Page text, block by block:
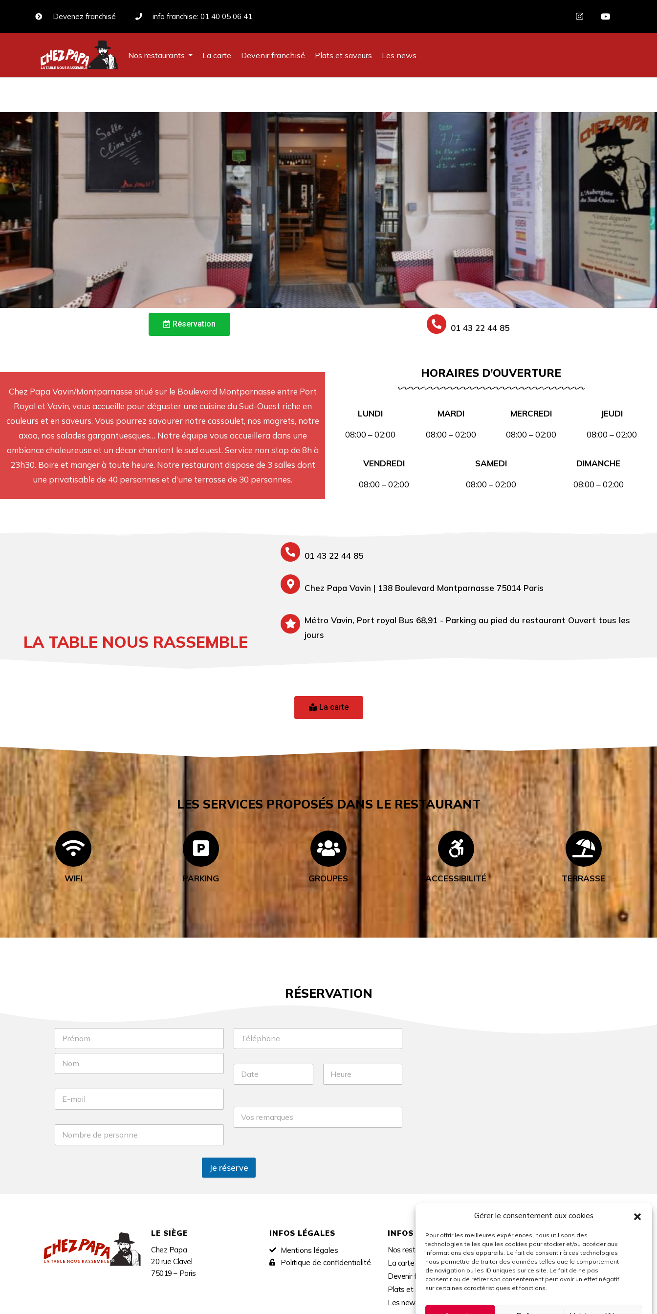
Gérer le consentement aux cookies
Pour offrir les meilleures expériences, nous utilisons des
technologies telles que les cookies pour stocker et/ou accéder aux
informations des appareils. Le fait de consentir à ces technologies
nous permettra de traiter des données telles que le comportement
de navigation ou les ID uniques sur ce site. Le fait de ne pas
consentir ou de retirer son consentement peut avoir un effet négatif
sur certaines caractéristiques et fonctions.
Devenez franchisé info franchise: 01 40 05 06 41
Nos restaurants La carte Devenir franchisé Plats et saveurs Les news
Réservation 01 43 22 44 85
Chez Papa Vavin/Montparnasse situé sur le Boulevard Montparnasse entre Port
Royal et Vavin, vous accueille pour déguster une cuisine du Sud-Ouest riche en
couleurs et en saveurs. Vous pourrez savourer notre cassoulet, nos magrets, notre
axoa, nos salades gargantuesques… Notre équipe vous accueillera dans une
ambiance chaleureuse et un décor chantant le sud ouest. Service non stop de 8h à
23h30. Boire et manger à toute heure. Notre restaurant dispose de 3 salles dont
une privatisable de 40 personnes et d’une terrasse de 30 personnes.
HORAIRES D’OUVERTURE
LUNDI
08:00 – 02:00
MARDI
08:00 – 02:00
MERCREDI
08:00 – 02:00
JEUDI
08:00 – 02:00
VENDREDI
08:00 – 02:00
SAMEDI
08:00 – 02:00
DIMANCHE
08:00 – 02:00
LA TABLE NOUS RASSEMBLE
01 43 22 44 85
Chez Papa Vavin | 138 Boulevard Montparnasse 75014 Paris
Métro Vavin, Port royal Bus 68,91 - Parking au pied du restaurant Ouvert tous les
jours
La carte
LES SERVICES PROPOSÉS DANS LE RESTAURANT
WIFI PARKING GROUPES ACCESSIBILITÉ TERRASSE
RÉSERVATION
Je réserve
LE SIÈGE
Chez Papa
20 rue Clavel
75019 – Paris
INFOS LÉGALES
Mentions légales
Politique de confidentialité
INFOS
Nos restaurants
La carte
Devenir franchisé
Plats et saveurs
Les news
UNE QUESTION ?
N’hésitez pas à nous contacter par
email.
Contactez-nous